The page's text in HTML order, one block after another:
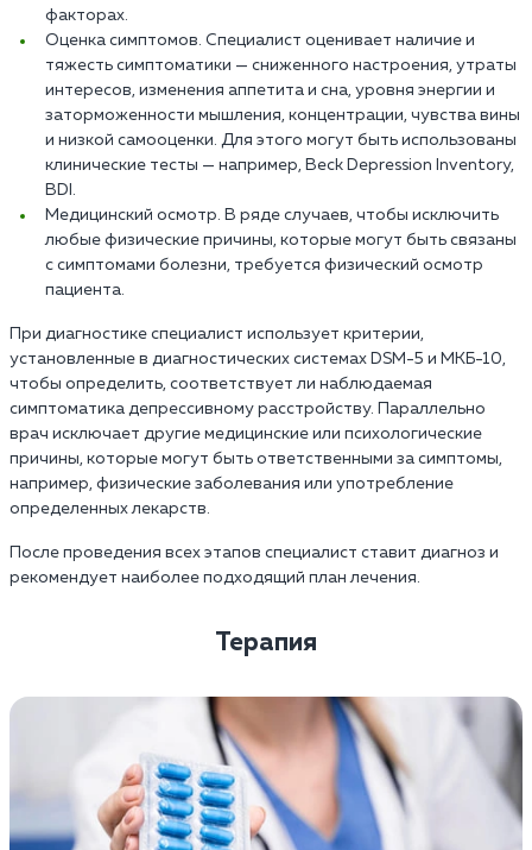
факторах.
Оценка симптомов. Специалист оценивает наличие и
тяжесть симптоматики — сниженного настроения, утраты
интересов, изменения аппетита и сна, уровня энергии и
заторможенности мышления, концентрации, чувства вины
и низкой самооценки. Для этого могут быть использованы
клинические тесты — например, Beck Depression Inventory,
BDI.
Медицинский осмотр. В ряде случаев, чтобы исключить
любые физические причины, которые могут быть связаны
с симптомами болезни, требуется физический осмотр
пациента.
При диагностике специалист использует критерии,
установленные в диагностических системах DSM-5 и МКБ-10,
чтобы определить, соответствует ли наблюдаемая
симптоматика депрессивному расстройству. Параллельно
врач исключает другие медицинские или психологические
причины, которые могут быть ответственными за симптомы,
например, физические заболевания или употребление
определенных лекарств.
После проведения всех этапов специалист ставит диагноз и
рекомендует наиболее подходящий план лечения.
Терапия